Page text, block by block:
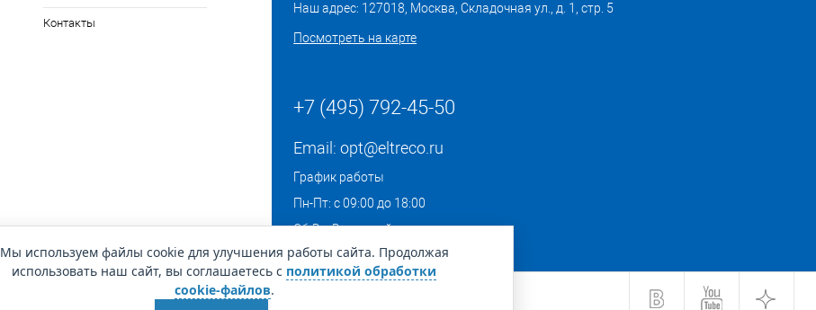
Контакты
Наш адрес: 127018, Москва, Складочная ул., д. 1, стр. 5
Посмотреть на карте
+7 (495) 792-45-50
Email:opt@eltreco.ru
График работы
Пн-Пт: с 09:00 до 18:00
Сб-Вс: Выходной
Мы используем файлы cookie для улучшения работы сайта. Продолжая
использовать наш сайт, вы соглашаетесь с политикой обработки
cookie-файлов.